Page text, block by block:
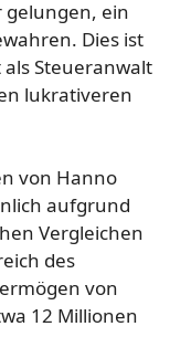
gelungen, ein
Dies ist
Steueranwalt
lukrativeren
von Hanno
aufgrund
Vergleichen
des
von
12 Millionen